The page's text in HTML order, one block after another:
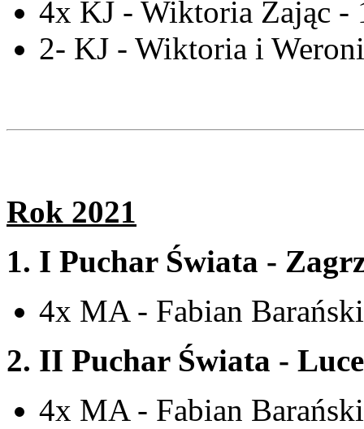
4x KJ - Wiktoria Zając -
2- KJ - Wiktoria i
Rok 2021
1. I Puchar Świata -
4x MA - Fabian
2. II Puchar Świata -
4x MA - Fabian